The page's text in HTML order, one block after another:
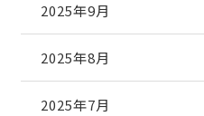
2025年9月
2025年8月
2025年7月